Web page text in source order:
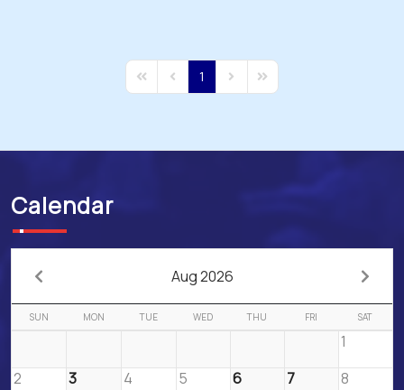
First PagePrevious Page
1 Next PageLast Page
Calendar
Aug 2026
SUN MON TUE WED THU FRI SAT
1
2
3 4 5 6 7
8